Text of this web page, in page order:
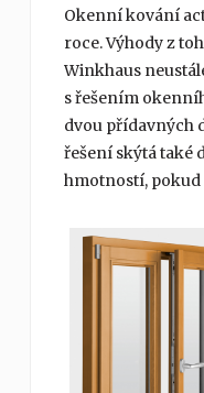
Okenní kování
roce. Výhody z
Winkhaus
s řešením
dvou přídavných
řešení skýtá také
hmotností, pokud